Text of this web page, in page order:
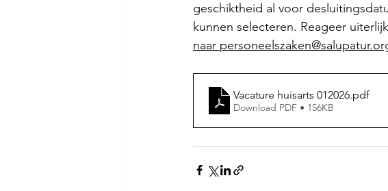
geschiktheid al voor
kunnen selecteren. Reageer
naar
Vacature huisarts 012026.pdf
Download PDF • 156KB